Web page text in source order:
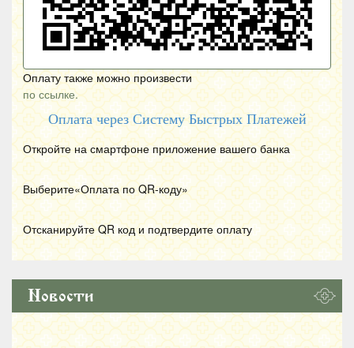
Оплату также можно произвести
по ссылке.
Оплата через Систему Быстрых Платежей
Откройте на смартфоне приложение вашего банка
Выберите«Оплата по QR-коду»
Отсканируйте QR код и подтвердите оплату
Новости